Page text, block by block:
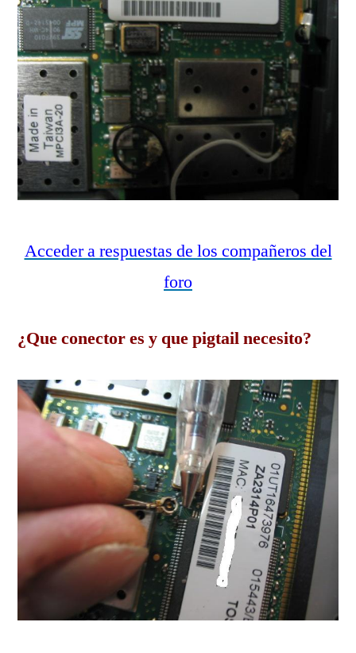
Acceder a respuestas de los compañeros del
foro
¿Que conector es y que pigtail necesito?